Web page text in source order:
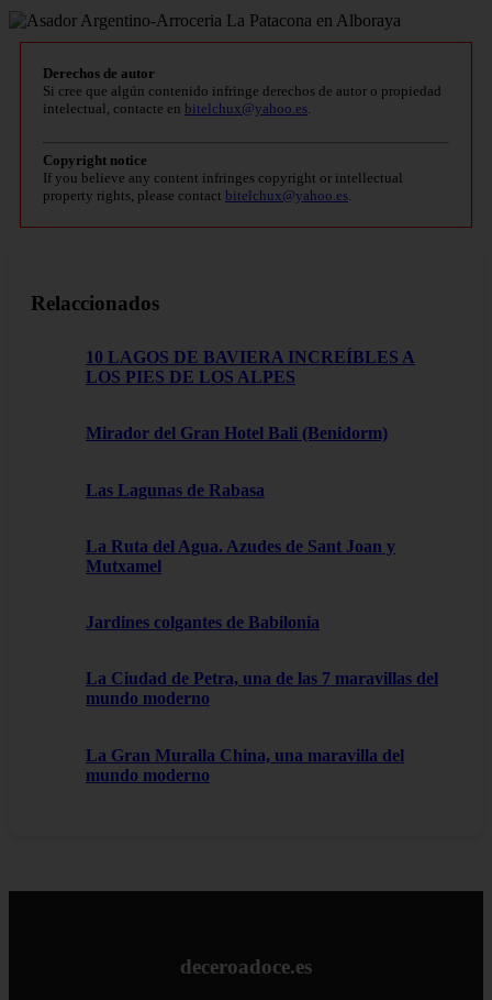
Derechos de autor
Si cree que algún contenido infringe derechos de autor o propiedad
intelectual, contacte en bitelchux@yahoo.es
Copyright notice
If you believe any content infringes copyright or intellectual
property rights, please contact bitelchux@yahoo.es
Relaccionados
10 LAGOS DE BAVIERA INCREÍBLES A
LOS PIES DE LOS ALPES
Mirador del Gran Hotel Bali (Benidorm)
Las Lagunas de Rabasa
La Ruta del Agua. Azudes de Sant Joan y
Mutxamel
Jardines colgantes de Babilonia
La Ciudad de Petra, una de las 7 maravillas del
mundo moderno
La Gran Muralla China, una maravilla del
mundo moderno
deceroadoce.es